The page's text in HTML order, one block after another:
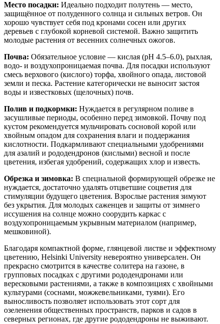
Место посадки: Идеально подходит полутень — место,
защищённое от полуденного солнца и сильных ветров. Он
хорошо чувствует себя под кронами сосен или других
деревьев с глубокой корневой системой. Важно защитить
молодые растения от весенних солнечных ожогов.
Почва: Обязательное условие — кислая (pH 4.5–6.0), рыхлая,
водо- и воздухопроницаемая почва. Для посадки используют
смесь верхового (кислого) торфа, хвойного опада, листовой
земли и песка. Растение категорически не выносит застоя
воды и известковых (щелочных) почв.
Полив и подкормки: Нуждается в регулярном поливе в
засушливые периоды, особенно перед зимовкой. Почву под
кустом рекомендуется мульчировать сосновой корой или
хвойным опадом для сохранения влаги и поддержания
кислотности. Подкармливают специальными удобрениями
для азалий и рододендронов (кислыми) весной и после
цветения, избегая удобрений, содержащих хлор и известь.
Обрезка и зимовка: В специальной формирующей обрезке не
нуждается, достаточно удалять отцветшие соцветия для
стимуляции будущего цветения. Взрослые растения зимуют
без укрытия. Для молодых саженцев и защиты от зимнего
иссушения на солнце можно соорудить каркас с
воздухопроницаемым укрывным материалом (например,
мешковиной).
Благодаря компактной форме, глянцевой листве и эффектному
цветению, Helsinki University невероятно универсален. Он
прекрасно смотрится в качестве солитера на газоне, в
групповых посадках с другими рододендронами или
вересковыми растениями, а также в композициях с хвойными
культурами (соснами, можжевельниками, туями). Его
выносливость позволяет использовать этот сорт для
озеленения общественных пространств, парков и садов в
северных регионах, где другие рододендроны не выживают.